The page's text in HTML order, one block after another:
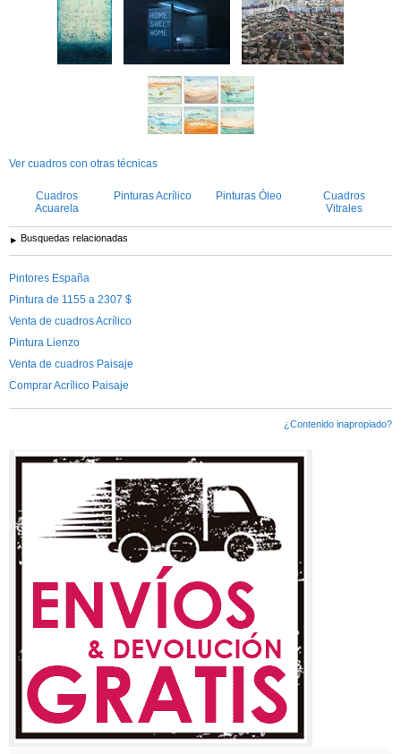
Ver cuadros con otras técnicas
Cuadros
Acuarela
Pinturas Acrílico Pinturas Óleo
Cuadros
Vitrales
Busquedas relacionadas
Pintores España
Pintura de 1155 a 2307 $
Venta de cuadros Acrílico
Pintura Lienzo
Venta de cuadros Paisaje
Comprar Acrílico Paisaje
¿Contenido inapropiado?